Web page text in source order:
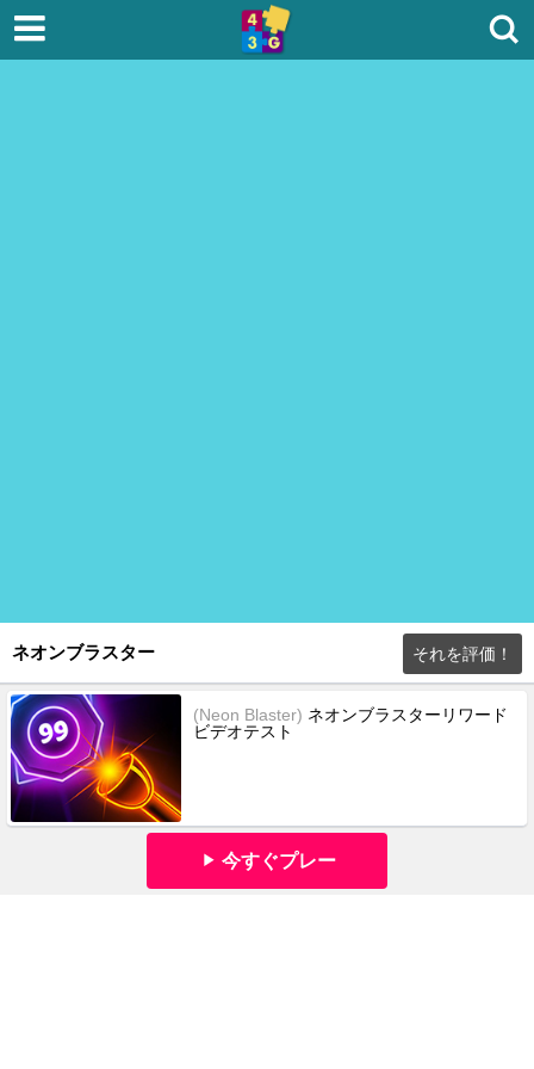
ネオンブラスター それを評価！
(Neon Blaster) ネオンブラスターリワード
ビデオテスト
今すぐプレー